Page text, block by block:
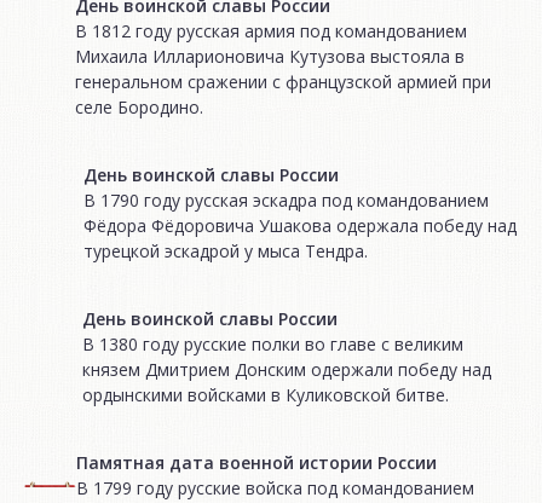
День воинской славы России
В 1812 году русская армия под командованием
Михаила Илларионовича Кутузова выстояла в
генеральном сражении с французской армией при
селе Бородино.
День воинской славы России
В 1790 году русская эскадра под командованием
Фёдора Фёдоровича Ушакова одержала победу над
турецкой эскадрой у мыса Тендра.
День воинской славы России
В 1380 году русские полки во главе с великим
князем Дмитрием Донским одержали победу над
ордынскими войсками в Куликовской битве.
Памятная дата военной истории России
В 1799 году русские войска под командованием